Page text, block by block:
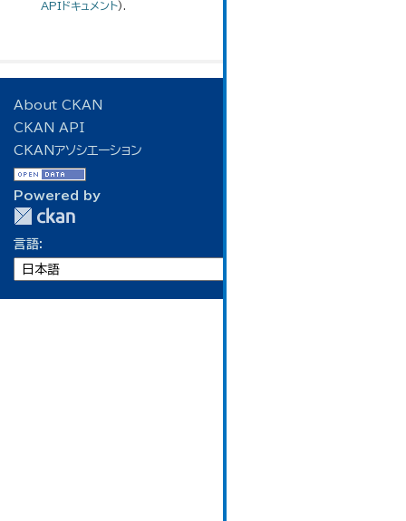
APIドキュメント).
About CKAN
CKAN API
CKANアソシエーション
Powered by
言語